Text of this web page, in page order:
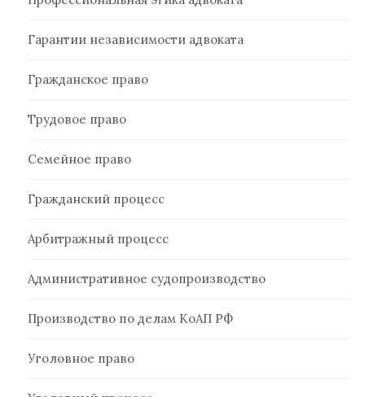
Гарантии независимости адвоката
Гражданское право
Трудовое право
Семейное право
Гражданский процесс
Арбитражный процесс
Административное судопроизводство
Производство по делам КоАП РФ
Уголовное право